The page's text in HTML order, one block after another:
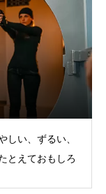
しい、ずるい、
とえておもしろ